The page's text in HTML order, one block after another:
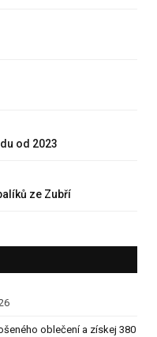
od 2023
ze Zubří
oblečení a získej 380